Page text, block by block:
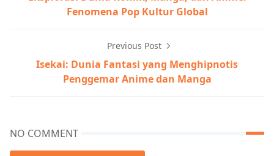
Fenomena Pop Kultur Global
Previous Post
Isekai: Dunia Fantasi yang Menghipnotis
Penggemar Anime dan Manga
NO COMMENT